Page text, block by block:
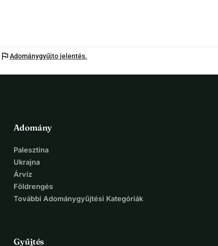
flagAdománygyűjto jelentés.
Adomány
Palesztina
Ukrajna
Árvíz
Földrengés
További Adománygyűjtési Kategóriák
Gyűjtés